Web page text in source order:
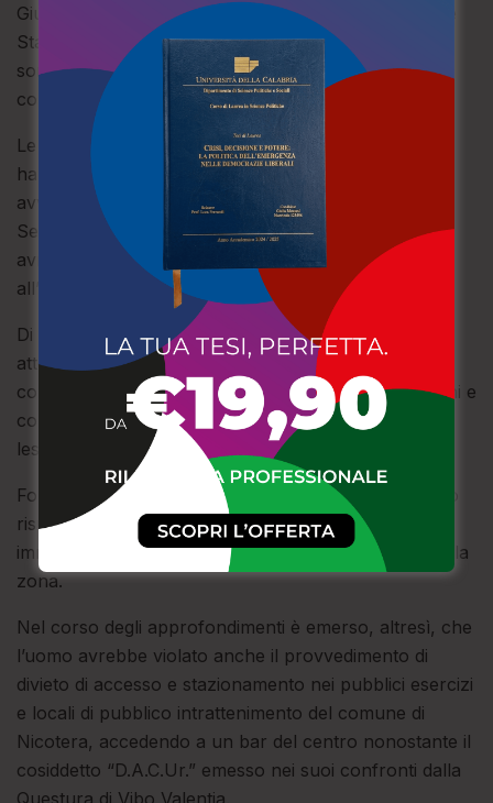
Giudiziaria, omettendo di presentarsi presso la locale
Stazione Carabinieri nei giorni prescritti e venendo
sorpreso fuori dalla propria abitazione in orari non
consentiti.
​Le indagini condotte dai militari dell’Arma, inoltre,
hanno fatto luce su un grave episodio di violenza
avvenuto lo scorso marzo nel cuore della cittadina.
Secondo quanto ricostruito dai militari, l’indagato
avrebbe tentato di estorcere denaro a un cliente
all’interno di un esercizio commerciale del centro.
​Di fronte al rifiuto della vittima, l’aggressore avrebbe
atteso l’uomo all’esterno del locale per poi scagliarsi
contro di lui con inaudita violenza, con schiaffi, pugni e
con un oggetto contundente, causandogli diverse
lesioni.
Fondamentali, ai fini della ricostruzione dei fatti, sono
risultati le dichiarazioni dei testimoni e l’analisi delle
immagini dei sistemi di videosorveglianza presenti nella
zona.
Nel corso degli approfondimenti è emerso, altresì, che
l’uomo avrebbe violato anche il provvedimento di
divieto di accesso e stazionamento nei pubblici esercizi
e locali di pubblico intrattenimento del comune di
Nicotera, accedendo a un bar del centro nonostante il
cosiddetto “D.A.C.Ur.” emesso nei suoi confronti dalla
Questura di Vibo Valentia.